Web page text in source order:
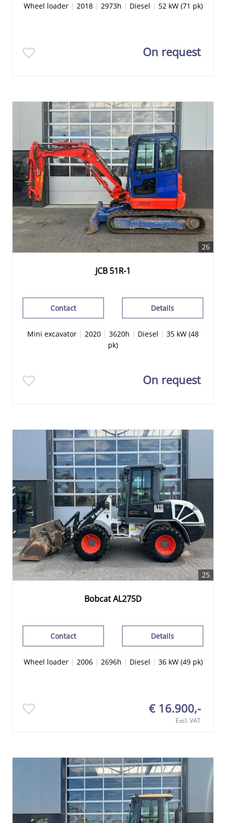
Wheel loader| 2018| 2973h | Diesel | 52 kW (71 pk)
On request
26
JCB 51R-1
Details
Contact
Mini excavator | 2020 | 3620h | Diesel | 35 kW (48
pk)
On request
25
Bobcat AL275D
Details
Contact
Wheel loader| 2006| 2696h | Diesel | 36 kW (49 pk)
€ 16.900,-
Excl. VAT